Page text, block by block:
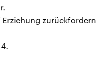
zurückfordern